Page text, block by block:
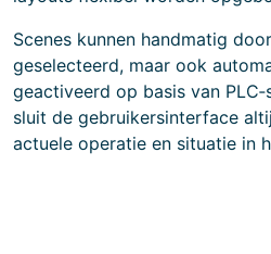
Scenes kunnen handmatig
geselecteerd, maar ook
geactiveerd op basis van
sluit de gebruikersinterface
actuele operatie en situatie in